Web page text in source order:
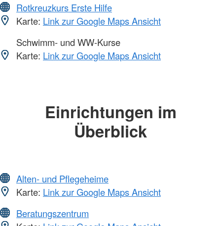
Rotkreuzkurs Erste Hilfe
Karte: Link zur Google Maps Ansicht
Schwimm- und WW-Kurse
Karte: Link zur Google Maps Ansicht
Einrichtungen im
Überblick
Alten- und Pflegeheime
Karte: Link zur Google Maps Ansicht
Beratungszentrum